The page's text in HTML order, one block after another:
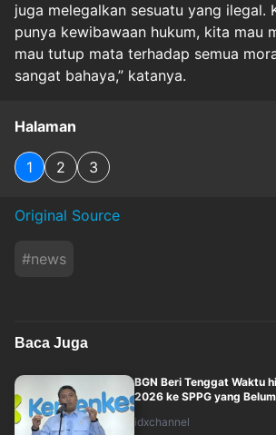
juga melegalkan sesuatu yang ilegal.
punya kewibawaan hukum, kita mau
mau tutup mata terhadap semua
sangat bahaya,” katanya.
Halaman
1 2 3
Original Source
#news
Baca Juga
BGN Beri Tenggat Waktu
2026 ke SPPG yang
idxchannel